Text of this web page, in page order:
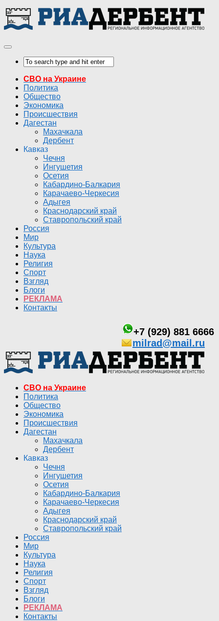
СВО на Украине
Политика
Общество
Экономика
Происшествия
Дагестан
Махачкала
Дербент
Кавказ
Чечня
Ингушетия
Осетия
Кабардино-Балкария
Карачаево-Черкесия
Адыгея
Краснодарский край
Ставропольский край
Россия
Мир
Культура
Наука
Религия
Спорт
Взгляд
Блоги
РЕКЛАМА
Контакты
+7 (929) 881 6666
milrad@mail.ru
СВО на Украине
Политика
Общество
Экономика
Происшествия
Дагестан
Махачкала
Дербент
Кавказ
Чечня
Ингушетия
Осетия
Кабардино-Балкария
Карачаево-Черкесия
Адыгея
Краснодарский край
Ставропольский край
Россия
Мир
Культура
Наука
Религия
Спорт
Взгляд
Блоги
РЕКЛАМА
Контакты